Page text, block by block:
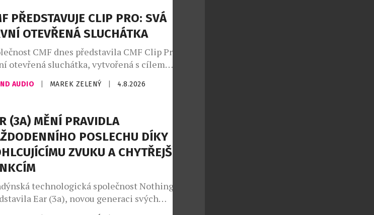
PŘEDSTAVUJE CLIP PRO: SVÁ
OTEVŘENÁ SLUCHÁTKA
CMF dnes představila CMF Clip Pro – svá
otevřená sluchátka, vytvořená s cílem
zážitek z poslechu, který působí stejně
jako zní. CMF Clip Pro jsou navržena pro
dlouhé pracovní dny a vedou aktivní životní
Spojují ergonomický otevřený design s
zvukem, […]
AUDIO MAREK ZELENÝ 4.8.2026
(3A) MĚNÍ PRAVIDLA
POSLECHU DÍKY
ZVUKU A CHYTŘEJŠÍM
technologická společnost Nothing dnes
Ear (3a), novou generaci svých
sluchátek z řady (a). Ear (3a) patří